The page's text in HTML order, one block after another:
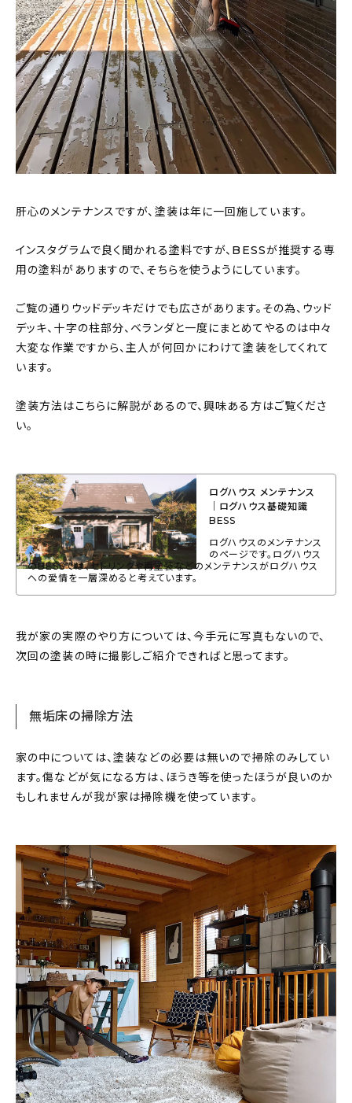
肝心のメンテナンスですが、塗装は年に一回施しています。
インスタグラムで良く聞かれる塗料ですが、BESSが推奨する専
用の塗料がありますので、そちらを使うようにしています。
ご覧の通りウッドデッキだけでも広さがあります。その為、ウッド
デッキ、十字の柱部分、ベランダと一度にまとめてやるのは中々
大変な作業ですから、主人が何回かにわけて塗装をしてくれて
います。
塗装方法はこちらに解説があるので、興味ある方はご覧くださ
い。
ログハウス メンテナンス
｜ログハウス基礎知識
BESS
ログハウスのメンテナンス
のページです。ログハウス
のBESSでは、セトリングや再塗装などのメンテナンスがログハウス
への愛情を一層深めると考えています。
我が家の実際のやり方については、今手元に写真もないので、
次回の塗装の時に撮影しご紹介できればと思ってます。
無垢床の掃除方法
家の中については、塗装などの必要は無いので掃除のみしてい
ます。傷などが気になる方は、ほうき等を使ったほうが良いのか
もしれませんが我が家は掃除機を使っています。